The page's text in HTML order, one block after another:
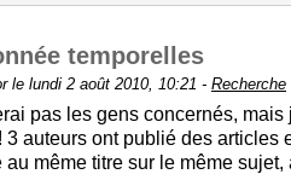
temporelles
le lundi 2 août 2010, 10:21 - Recherche
pas les gens concernés, mais
3 auteurs ont publié des articles
au même titre sur le même sujet,